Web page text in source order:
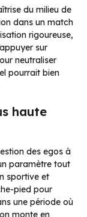
du milieu de
dans un match
rigoureuse,
sur
neutraliser
pourrait bien
haute
des egos à
paramètre tout
sportive et
pied pour
une période où
monte en